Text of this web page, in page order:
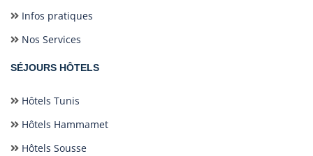
Infos pratiques
Nos Services
SÉJOURS HÔTELS
Hôtels Tunis
Hôtels Hammamet
Hôtels Sousse